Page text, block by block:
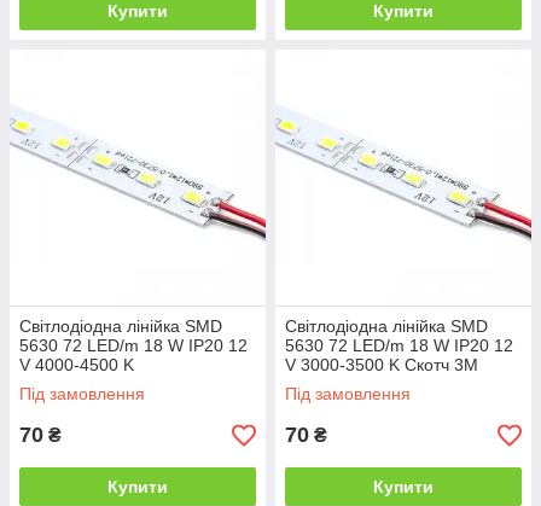
Купити Купити
Світлодіодна лінійка SMD
5630 72 LED/m 18 W IP20 12
V 4000-4500 K
Під замовлення
70 ₴
Купити
Світлодіодна лінійка SMD
5630 72 LED/m 18 W IP20 12
V 3000-3500 K Скотч 3М
Під замовлення
70 ₴
Купити